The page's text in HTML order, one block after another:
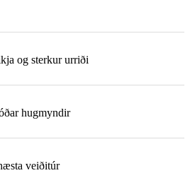
og sterkur urriði
hugmyndir
veiðitúr